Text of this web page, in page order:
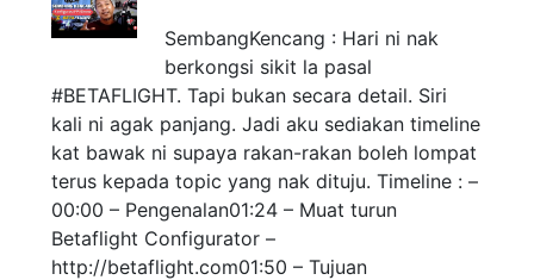
SembangKencang : Hari ni nak
berkongsi sikit la pasal
#BETAFLIGHT. Tapi bukan secara detail. Siri
kali ni agak panjang. Jadi aku sediakan timeline
kat bawak ni supaya rakan-rakan boleh lompat
terus kepada topic yang nak dituju. Timeline : –
00:00 – Pengenalan01:24 – Muat turun
Betaflight Configurator –
http://betaflight.com01:50 – Tujuan